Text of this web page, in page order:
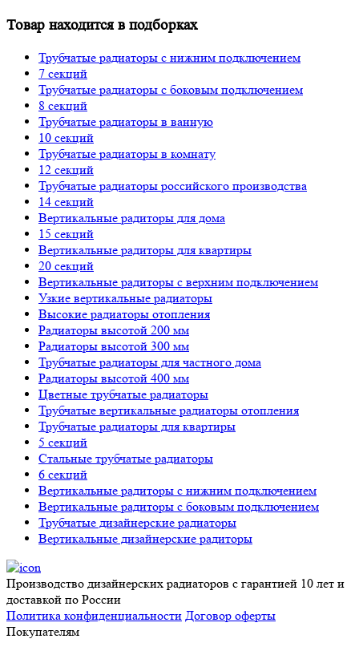
Товар находится в подборках
Трубчатые радиаторы с нижним подключением
7 секций
Трубчатые радиаторы с боковым подключением
8 секций
Трубчатые радиаторы в ванную
10 секций
Трубчатые радиаторы в комнату
12 секций
Трубчатые радиаторы российского производства
14 секций
Вертикальные радиторы для дома
15 секций
Вертикальные радиторы для квартиры
20 секций
Вертикальные радиторы с верхним подключением
Узкие вертикальные радиаторы
Высокие радиаторы отопления
Радиаторы высотой 200 мм
Радиаторы высотой 300 мм
Трубчатые радиаторы для частного дома
Радиаторы высотой 400 мм
Цветные трубчатые радиаторы
Трубчатые вертикальные радиаторы отопления
Трубчатые радиаторы для квартиры
5 секций
Стальные трубчатые радиаторы
6 секций
Вертикальные радиторы с нижним подключением
Вертикальные радиторы с боковым подключением
Трубчатые дизайнерские радиаторы
Вертикальные дизайнерские радиторы
Производство дизайнерских радиаторов с гарантией 10 лет и
доставкой по России
Политика конфиденциальности Договор оферты
Покупателям